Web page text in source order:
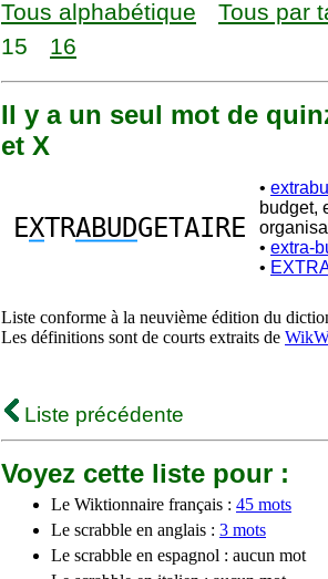
Tous alphabétique Tous par
15
16
Il y a un seul mot de
et X
EXTRABUDGETAIRE
•
budget,
• extra-
•
Liste conforme à la neuvième édition du
Les définitions sont de courts extraits de
Liste précédente
Voyez cette liste pour :
Le Wiktionnaire français : 45 mots
Le scrabble en anglais : 3 mots
Le scrabble en espagnol : aucun mot